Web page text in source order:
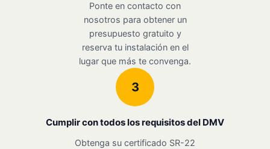
Ponte en contacto con
nosotros para obtener un
presupuesto gratuito y
reserva tu instalación en el
lugar que más te convenga.
3
Cumplir con todos los requisitos del DMV
Obtenga su certificado SR-22